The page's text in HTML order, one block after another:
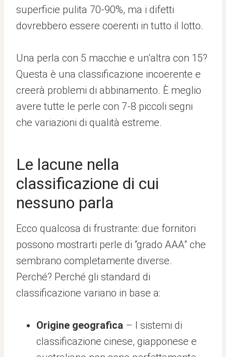
superficie pulita 70-90%, ma i difetti
dovrebbero essere coerenti in tutto il lotto.
Una perla con 5 macchie e un’altra con 15?
Questa è una classificazione incoerente e
creerà problemi di abbinamento. È meglio
avere tutte le perle con 7-8 piccoli segni
che variazioni di qualità estreme.
Le lacune nella
classificazione di cui
nessuno parla
Ecco qualcosa di frustrante: due fornitori
possono mostrarti perle di “grado AAA” che
sembrano completamente diverse.
Perché? Perché gli standard di
classificazione variano in base a:
Origine geografica – I sistemi di
classificazione cinese, giapponese e